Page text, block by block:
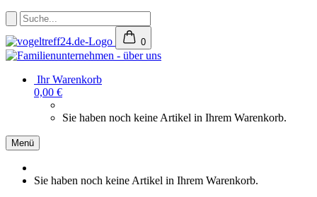
0
Ihr Warenkorb
0,00 €
Sie haben noch keine Artikel in Ihrem Warenkorb.
Menü
Sie haben noch keine Artikel in Ihrem Warenkorb.